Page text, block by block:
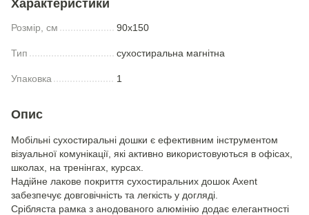
Характеристики
Розмір, см 90х150
Тип сухостиральна магнітна
Упаковка 1
Опис
Мобільні сухостиральні дошки є ефективним інструментом
візуальної комунікації, які активно використовуються в офісах,
школах, на тренінгах, курсах.
Надійне лакове покриття сухостиральних дошок Axent
забезпечує довговічність та легкість у догляді.
Срібляста рамка з анодованого алюмінію додає елегантності